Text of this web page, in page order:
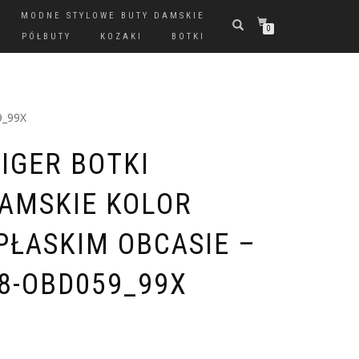
MODNE STYLOWE BUTY DAMSKIE
PÓŁBUTY
KOZAKI BOTKI
0
BOTKI
KOLOR
OBCASIE –
OBD059_99X